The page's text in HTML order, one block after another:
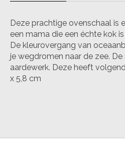
Deze prachtige ovenschaal is
een mama die een échte kok
De kleurovergang van
je wegdromen naar de zee.
aardewerk. Deze heeft
x 5,8 cm